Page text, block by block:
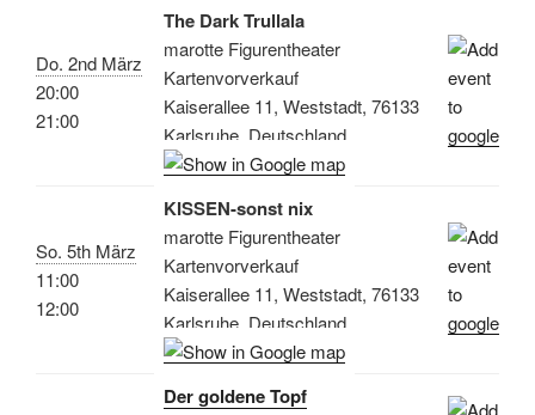
Do. 2nd März
20:00
21:00
The Dark Trullala
marotte Figurentheater
Kartenvorverkauf
Kaiserallee 11, Weststadt, 76133
Karlsruhe, Deutschland
So. 5th März
11:00
12:00
KISSEN-sonst nix
marotte Figurentheater
Kartenvorverkauf
Kaiserallee 11, Weststadt, 76133
Karlsruhe, Deutschland
Der goldene Topf